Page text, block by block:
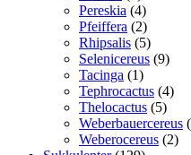
varer
Pereskia 44
varer
Pfeiffera 22
varer
Rhipsalis 55
varer
Selenicereus 99
Tacinga 11
vare
Tephrocactus 44
Thelocactus 55
varer
Weberbauercereus
Weberocereus 22